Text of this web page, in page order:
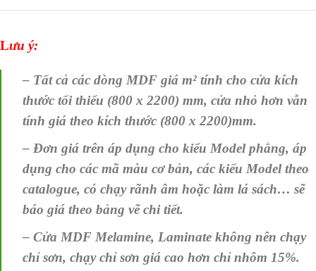
Lưu ý:
– Tất cả các dòng MDF giá m² tính cho cửa kích
thước tối thiểu (800 x 2200) mm, cửa nhỏ hơn vẫn
tính giá theo kích thước (800 x 2200)mm.
– Đơn giá trên áp dụng cho kiểu Model phẳng, áp
dụng cho các mã màu cơ bản, các kiểu Model theo
catalogue, có chạy rãnh âm hoặc làm lá sách… sẽ
báo giá theo bảng vẽ chi tiết.
– Cửa MDF Melamine, Laminate không nên chạy
chỉ sơn, chạy chỉ sơn giá cao hơn chỉ nhôm 15%.